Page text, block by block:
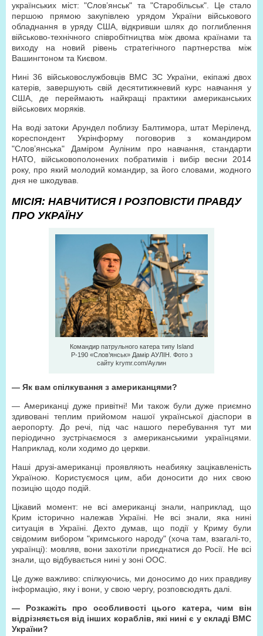
українських міст: "Слов’янськ" та "Старобільськ". Це стало
першою прямою закупівлею урядом України військового
обладнання в уряду США, відкривши шлях до поглиблення
військово-технічного співробітництва між двома країнами та
виходу на новий рівень стратегічного партнерства між
Вашингтоном та Києвом.
Нині 36 військовослужбовців ВМС ЗС України, екіпажі двох
катерів, завершують свій десятитижневий курс навчання у
США, де переймають найкращі практики американських
військових моряків.
На воді затоки Арундел поблизу Балтимора, штат Меріленд,
кореспондент Укрінформу поговорив з командиром
"Слов’янська" Даміром Ауліним про навчання, стандарти
НАТО, військовополонених побратимів і вибір весни 2014
року, про який молодий командир, за його словами, жодного
дня не шкодував.
МІСІЯ: НАВЧИТИСЯ І РОЗПОВІСТИ ПРАВДУ
ПРО УКРАЇНУ
Командир патрульного катера типу Island
Р-190 «Слов’янськ» Дамір АУЛІН. Фото з
сайту krymr.com/Аулин
— Як вам спілкування з американцями?
— Американці дуже привітні! Ми також були дуже приємно
здивовані теплим прийомом нашої української діаспори в
аеропорту. До речі, під час нашого перебування тут ми
періодично зустрічаємося з американськими українцями.
Наприклад, коли ходимо до церкви.
Наші друзі-американці проявляють неабияку зацікавленість
Україною. Користуємося цим, аби доносити до них свою
позицію щодо подій.
Цікавий момент: не всі американці знали, наприклад, що
Крим історично належав Україні. Не всі знали, яка нині
ситуація в Україні. Дехто думав, що події у Криму були
свідомим вибором "кримського народу" (хоча там, взагалі-то,
українці): мовляв, вони захотіли приєднатися до Росії. Не всі
знали, що відбувається нині у зоні ООС.
Це дуже важливо: спілкуючись, ми доносимо до них правдиву
інформацію, яку і вони, у свою чергу, розповсюдять далі.
— Розкажіть про особливості цього катера, чим він
відрізняється від інших кораблів, які нині є у складі ВМС
України?